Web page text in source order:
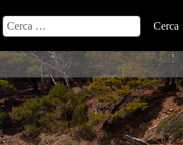
Cerca
Cerca